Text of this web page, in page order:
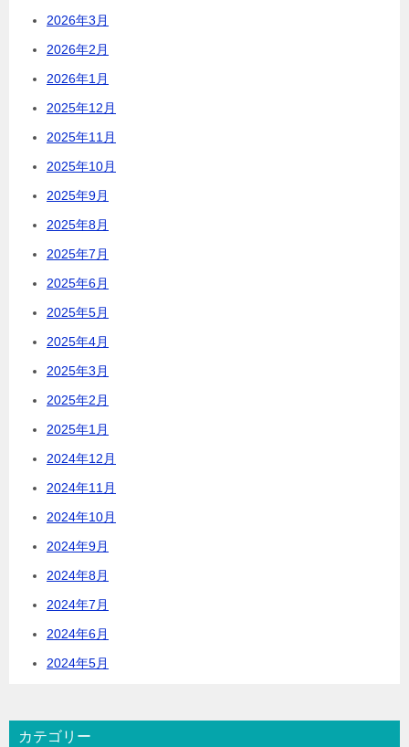
2026年3月
2026年2月
2026年1月
2025年12月
2025年11月
2025年10月
2025年9月
2025年8月
2025年7月
2025年6月
2025年5月
2025年4月
2025年3月
2025年2月
2025年1月
2024年12月
2024年11月
2024年10月
2024年9月
2024年8月
2024年7月
2024年6月
2024年5月
カテゴリー